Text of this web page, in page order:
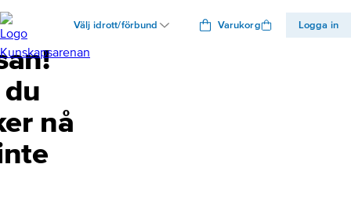
Välj idrott/förbund Varukorg Logga in
nå